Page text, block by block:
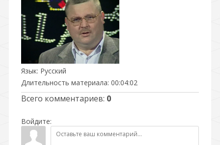
Язык: Русский
Длительность материала: 00:04:02
Всего комментариев: 0
Войдите: